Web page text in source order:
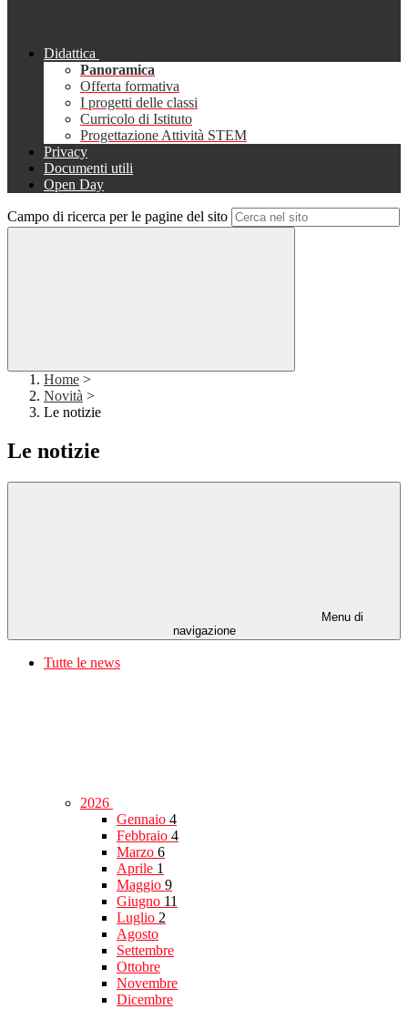
Didattica
Panoramica
Offerta formativa
I progetti delle classi
Curricolo di Istituto
Progettazione Attività STEM
Privacy
Documenti utili
Open Day
Campo di ricerca per le pagine del sito
Home >
Novità >
Le notizie
Le notizie
Menu di
navigazione
Tutte le news
2026
Gennaio 4
Febbraio 4
Marzo 6
Aprile 1
Maggio 9
Giugno 11
Luglio 2
Agosto
Settembre
Ottobre
Novembre
Dicembre